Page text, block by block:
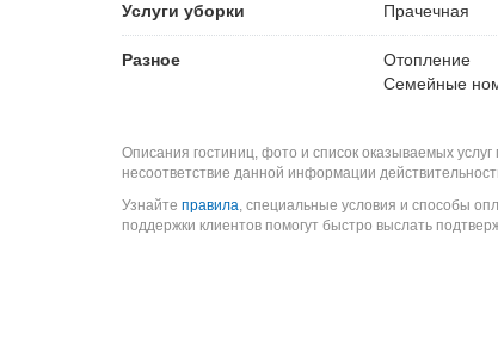
Услуги уборки Прачечная
Разное
Отопление
Семейные
Описания гостиниц, фото и список оказываемых
несоответствие данной информации
Узнайте правила, специальные условия и способы
поддержки клиентов помогут быстро выслать